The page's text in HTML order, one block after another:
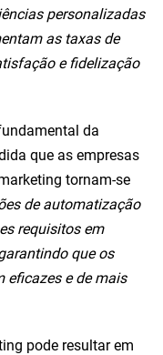
personalizadas
as taxas de
e fidelização
da
que as empresas
tornam-se
de automatização
requisitos em
que os
eficazes e de mais
pode resultar em